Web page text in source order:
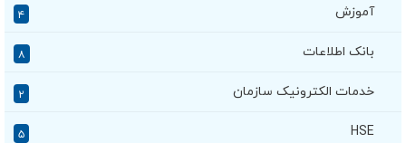
آموزش ۴
بانک اطلاعات ۸
خدمات الکترونیک سازمان ۲
HSE ۵